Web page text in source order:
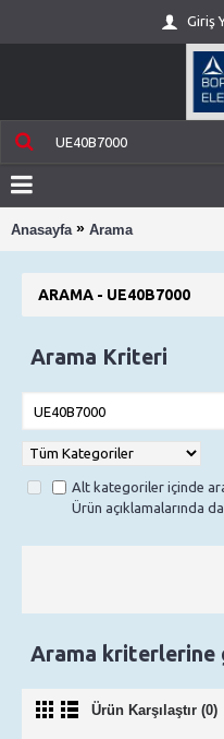
Giriş
Anasayfa » Arama
ARAMA - UE40B7000
Arama Kriteri
Alt kategoriler içinde
Ürün açıklamalarında
Arama kriterlerine
Ürün Karşılaştır (0)